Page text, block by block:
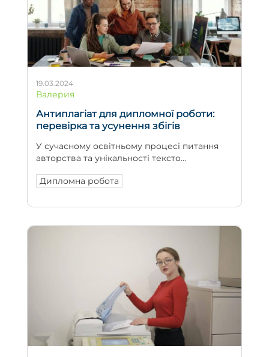
19.03.2024
Валерия
Антиплагіат для дипломної роботи:
перевірка та усунення збігів
У сучасному освітньому процесі питання
авторства та унікальності тексто...
Дипломна робота